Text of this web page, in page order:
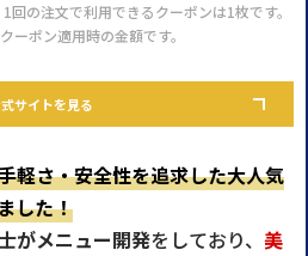
の注文で利用できるクーポンは1枚です。
ポン適用時の金額です。
サイトを見る
軽さ・安全性を追求した大人気
した！
がメニュー開発をしており、 美